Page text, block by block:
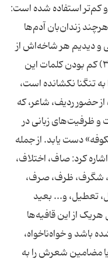
و کم‌تر استفاده شده است:
زندان‌بان آدم‌ها
و دیدیم هر شاخه‌اش از
خون ما غرق شکوفه‌ست (غزل ۱۴، ص۳۳) کم بودن کلمات این
تنگنا نکشانده است،
از حضور ردیف، شاعر، که
و ظرفیت‌های زبانی در
دست یابد. از جمله
کرد: صاف، اختلاف،
شگرف، ظرف، صرف،
تعطیل، و... بعید
از این قافیه‌ها
باشد و خواه‌ناخواه،
مضامین شعرش را به